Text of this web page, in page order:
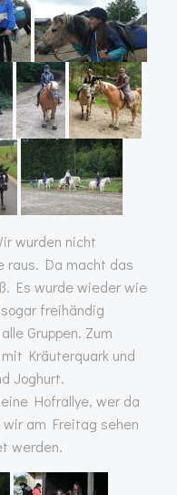
wurden nicht
raus. Da macht das
Es wurde wieder wie
freihändig
Gruppen. Zum
Kräuterquark und
Joghurt.
Hofrallye, wer da
am Freitag sehen
werden.